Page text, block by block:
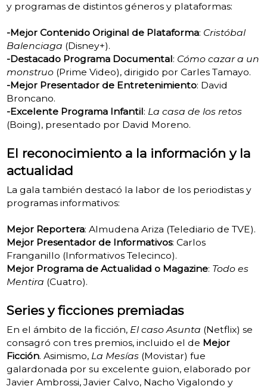
y programas de distintos géneros y plataformas:
-Mejor Contenido Original de Plataforma: Cristóbal
Balenciaga (Disney+).
-Destacado Programa Documental: Cómo cazar a un
monstruo(Prime Video), dirigido por Carles Tamayo.
-Mejor Presentador de Entretenimiento: David
Broncano.
-Excelente Programa Infantil: La casa de los retos
(Boing), presentado por David Moreno.
El reconocimiento a la información y la
actualidad
La gala también destacó la labor de los periodistas y
programas informativos:
Mejor Reportera: Almudena Ariza (Telediario de TVE).
Mejor Presentador de Informativos: Carlos
Franganillo (Informativos Telecinco).
Mejor Programa de Actualidad o Magazine: Todo es
Mentira (Cuatro).
Series y ficciones premiadas
En el ámbito de la ficción, El caso Asunta (Netflix) se
consagró con tres premios, incluido el de Mejor
Ficción. Asimismo, La Mesías(Movistar) fue
galardonada por su excelente guion, elaborado por
Javier Ambrossi, Javier Calvo, Nacho Vigalondo y